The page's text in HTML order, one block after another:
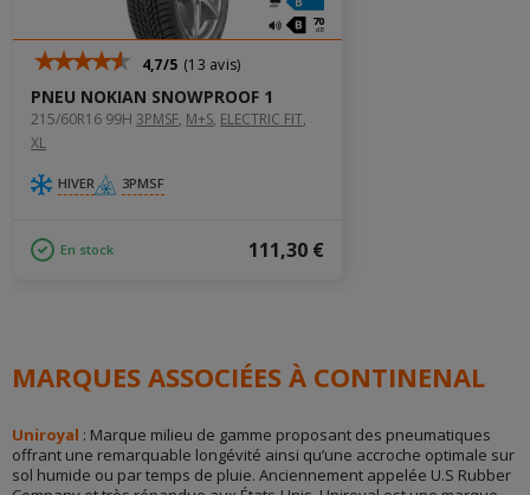
70
dB
4,7/5 (13 avis)
PNEU NOKIAN SNOWPROOF 1
215/60R16 99H 3PMSF‚ M+S‚ ELECTRIC FIT‚
XL
HIVER 3PMSF
111,30 €
En stock
MARQUES ASSOCIÉES À CONTINENAL
Uniroyal : Marque milieu de gamme proposant des pneumatiques
offrant une remarquable longévité ainsi qu’une accroche optimale sur
sol humide ou par temps de pluie. Anciennement appelée U.S Rubber